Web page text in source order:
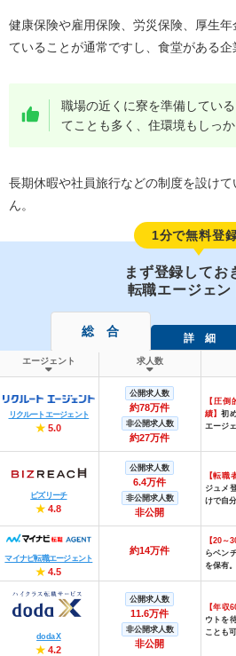
健康保険や雇用保険、労災保険、厚生
ていることが通常ですし、食堂がある企
職場の近くに寮を準備してい
てことも多く、住環境もしっ
長期休暇や社員旅行などの制度を設け
ん。
1分で無料登録
まず登録してお
転職エージェン
総 合 詳 細
エージェント 求人数
リクルートエージェント
★ 5.0
公開求人数
約78万件
非公開求人数
約27万件
【圧
績】初
エージ
ビズリーチ
★ 4.8
公開求人数
6.4万件
非公開求人数
非公開
【転職
ジュメ
けで自
マイナビ転職エージェント
★ 4.5
約14万件
【20～
らベン
を保有。
doda X
★ 4.2
公開求人数
11.6万件
非公開求人数
非公開
【年収
ウトを
ことも可